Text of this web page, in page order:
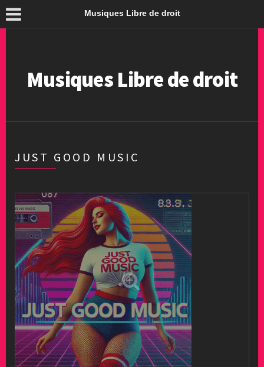
Musiques Libre de droit
Musiques Libre de droit
JUST GOOD MUSIC